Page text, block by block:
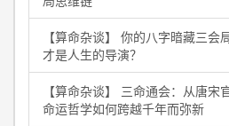
【算命杂谈】 你的八字暗藏三会
才是人生的导演？
【算命杂谈】 三命通会：从唐
命运哲学如何跨越千年而弥新